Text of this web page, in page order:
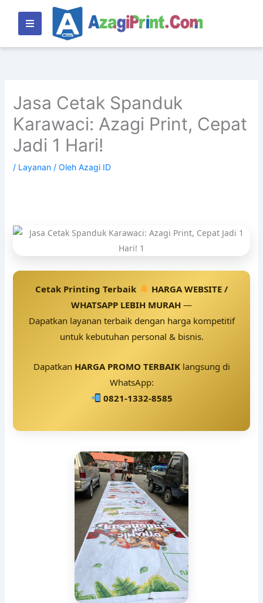
konten
Jasa Cetak Spanduk
Karawaci: Azagi Print, Cepat
Jadi 1 Hari!
/ Layanan/ Oleh Azagi ID
Cetak Printing Terbaik
HARGA WEBSITE /
WHATSAPP LEBIH MURAH —
Dapatkan layanan terbaik dengan harga kompetitif
untuk kebutuhan personal & bisnis.
Dapatkan HARGA PROMO TERBAIKlangsung di
WhatsApp:
0821-1332-8585